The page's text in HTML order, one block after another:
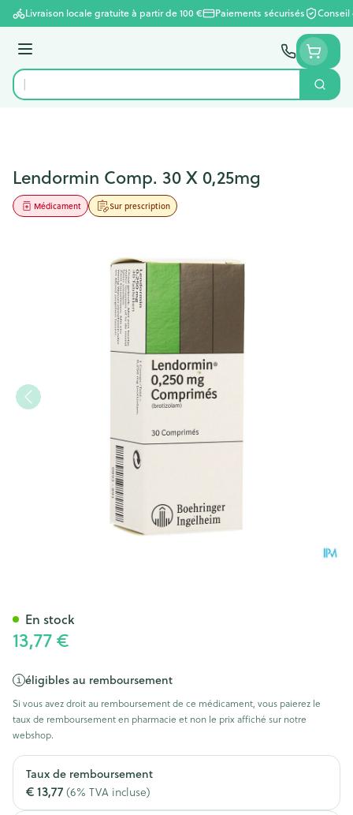
Aller au contenu
Livraison locale gratuite à partir de 100 € Paiements sécurisés
Menu
Rechercher
Lendormin Comp. 30 X 0,25mg
Sur prescription
Médicament
13,77 €
éligibles au remboursement
Si vous avez droit au remboursement de ce médicament, vous paierez le
taux de remboursement en pharmacie et non le prix affiché sur notre
webshop.
Taux de remboursement
€ 13,77(6% TVA incluse)
En stock